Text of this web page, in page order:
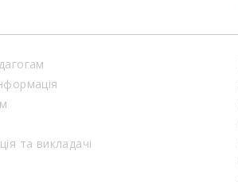
та викладачі